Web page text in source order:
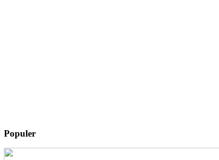
Populer